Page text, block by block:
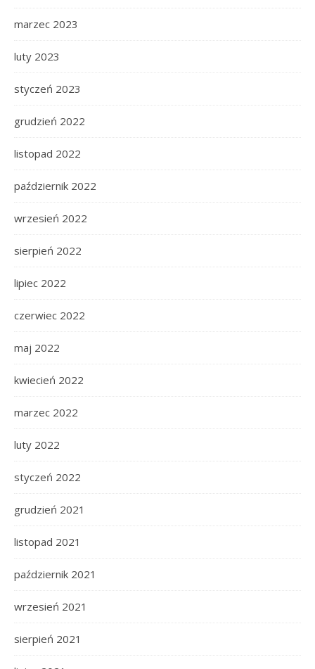
marzec 2023
luty 2023
styczeń 2023
grudzień 2022
listopad 2022
październik 2022
wrzesień 2022
sierpień 2022
lipiec 2022
czerwiec 2022
maj 2022
kwiecień 2022
marzec 2022
luty 2022
styczeń 2022
grudzień 2021
listopad 2021
październik 2021
wrzesień 2021
sierpień 2021